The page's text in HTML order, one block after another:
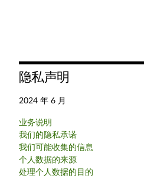
隐私声明
2024 年 6 月
业务说明
我们的隐私承诺
我们可能收集的信息
个人数据的来源
处理个人数据的目的